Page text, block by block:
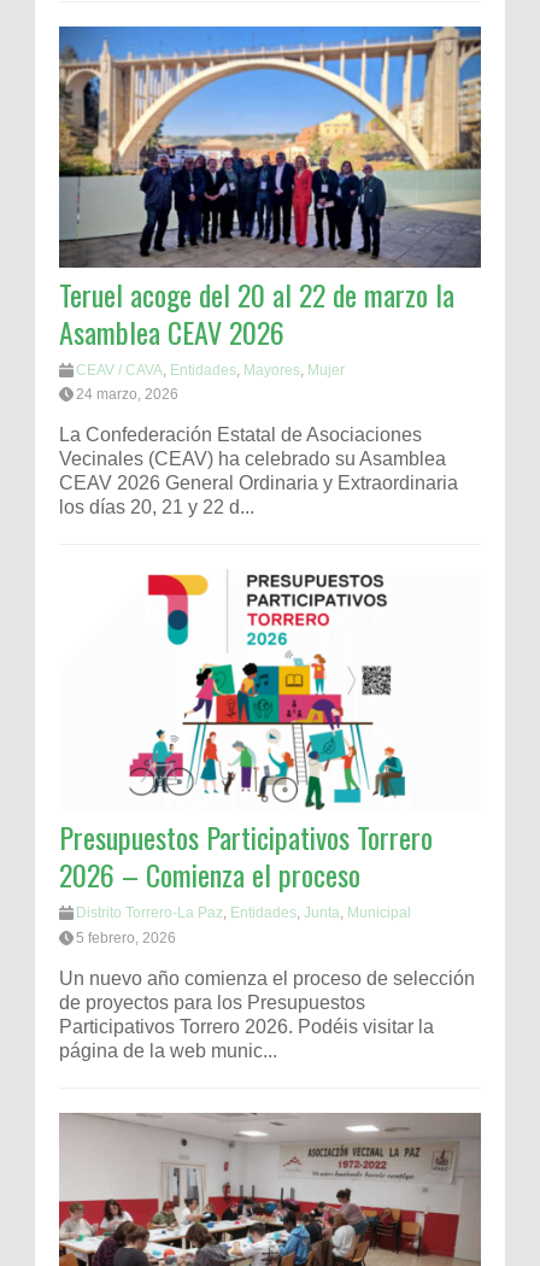
Teruel acoge del 20 al 22 de marzo la
Asamblea CEAV 2026
CEAV / CAVA Entidades Mayores Mujer
24 marzo, 2026
La Confederación Estatal de Asociaciones
Vecinales (CEAV) ha celebrado su Asamblea
CEAV 2026 General Ordinaria y Extraordinaria
los días 20, 21 y 22 d...
Presupuestos Participativos Torrero
2026 – Comienza el proceso
Distrito Torrero-La Paz, Entidades, Junta, Municipal
5 febrero, 2026
Un nuevo año comienza el proceso de selección
de proyectos para los Presupuestos
Participativos Torrero 2026. Podéis visitar la
página de la web munic...